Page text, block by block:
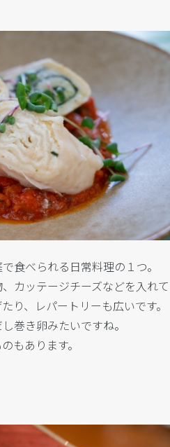
食べられる日常料理の１つ。
カッテージチーズなどを入れて
り、レパートリーも広いです。
巻き卵みたいですね。
もあります。